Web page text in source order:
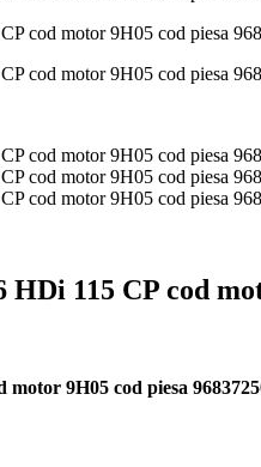
HDi 115 CP cod
motor 9H05 cod piesa